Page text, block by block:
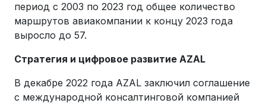
период с 2003 по 2023 год общее количество
маршрутов авиакомпании к концу 2023 года
выросло до 57.
Стратегия и цифровое развитие AZAL
В декабре 2022 года AZAL заключил соглашение
с международной консалтинговой компанией